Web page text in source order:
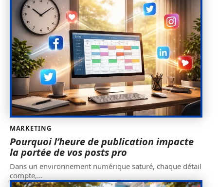
MARKETING
Pourquoi l’heure de publication impacte
la portée de vos posts pro
Dans un environnement numérique saturé, chaque détail
compte,…